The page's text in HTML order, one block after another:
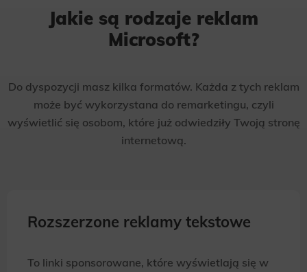
Jakie są rodzaje reklam
Microsoft?
Do dyspozycji masz kilka formatów. Każda z tych reklam
może być wykorzystana do remarketingu, czyli
wyświetlić się osobom, które już odwiedziły Twoją stronę
internetową.
Rozszerzone reklamy tekstowe
To linki sponsorowane, które wyświetlają się w